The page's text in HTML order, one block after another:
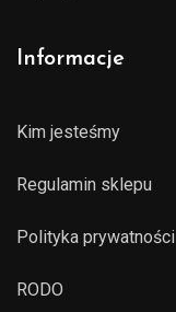
Informacje
Kim jesteśmy
Regulamin sklepu
Polityka prywatności
RODO